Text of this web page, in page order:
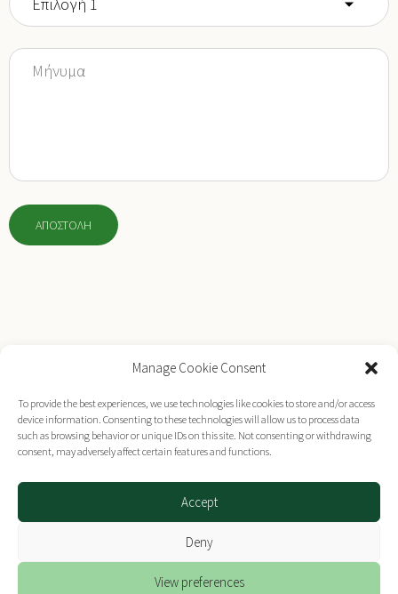
Manage Cookie Consent
To provide the best experiences, we use technologies like cookies to store and/or access
device information. Consenting to these technologies will allow us to process data
such as browsing behavior or unique IDs on this site. Not consenting or withdrawing
consent, may adversely affect certain features and functions.
Accept
Deny
View preferences
Designed & Developed by